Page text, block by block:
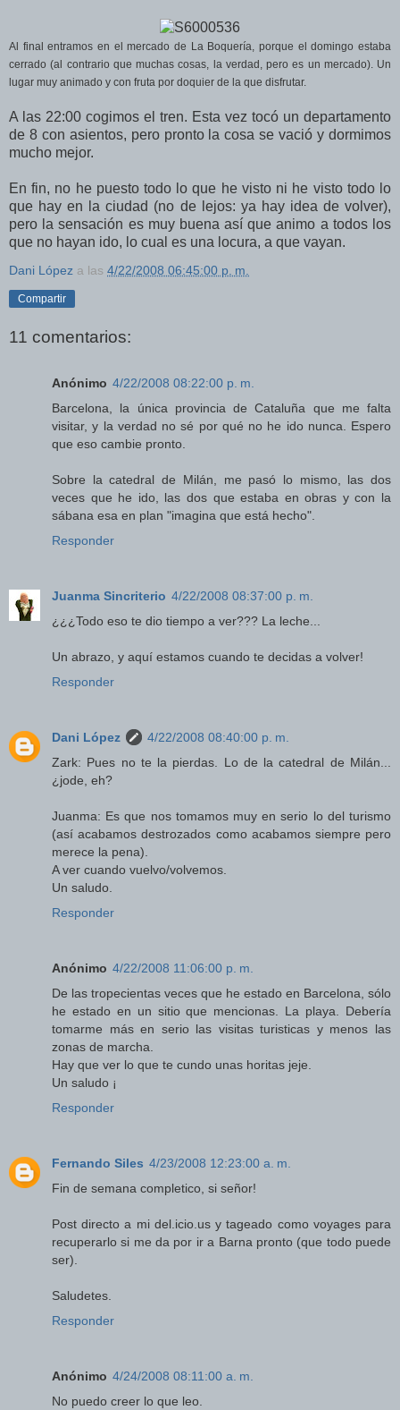
Al final entramos en el mercado de La Boquería, porque el domingo estaba
cerrado (al contrario que muchas cosas, la verdad, pero es un mercado). Un
lugar muy animado y con fruta por doquier de la que disfrutar.
A las 22:00 cogimos el tren. Esta vez tocó un departamento
de 8 con asientos, pero pronto la cosa se vació y dormimos
mucho mejor.
En fin, no he puesto todo lo que he visto ni he visto todo lo
que hay en la ciudad (no de lejos: ya hay idea de volver),
pero la sensación es muy buena así que animo a todos los
que no hayan ido, lo cual es una locura, a que vayan.
Dani López a las 4/22/2008 06:45:00 p. m.
Compartir
11 comentarios:
Anónimo 4/22/2008 08:22:00 p. m.
Barcelona, la única provincia de Cataluña que me falta
visitar, y la verdad no sé por qué no he ido nunca. Espero
que eso cambie pronto.
Sobre la catedral de Milán, me pasó lo mismo, las dos
veces que he ido, las dos que estaba en obras y con la
sábana esa en plan "imagina que está hecho".
Responder
Juanma Sincriterio 4/22/2008 08:37:00 p. m.
¿¿¿Todo eso te dio tiempo a ver??? La leche...
Un abrazo, y aquí estamos cuando te decidas a volver!
Responder
Dani López
4/22/2008 08:40:00 p. m.
Zark: Pues no te la pierdas. Lo de la catedral de Milán...
¿jode, eh?
Juanma: Es que nos tomamos muy en serio lo del turismo
(así acabamos destrozados como acabamos siempre pero
merece la pena).
A ver cuando vuelvo/volvemos.
Un saludo.
Responder
Anónimo 4/22/2008 11:06:00 p. m.
De las tropecientas veces que he estado en Barcelona, sólo
he estado en un sitio que mencionas. La playa. Debería
tomarme más en serio las visitas turisticas y menos las
zonas de marcha.
Hay que ver lo que te cundo unas horitas jeje.
Un saludo ¡
Responder
Fernando Siles 4/23/2008 12:23:00 a. m.
Fin de semana completico, si señor!
Post directo a mi del.icio.us y tageado como voyages para
recuperarlo si me da por ir a Barna pronto (que todo puede
ser).
Saludetes.
Responder
Anónimo 4/24/2008 08:11:00 a. m.
No puedo creer lo que leo.